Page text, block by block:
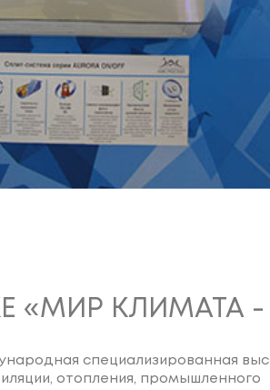
«МИР КЛИМАТА -
специализированная
отопления, промышленного